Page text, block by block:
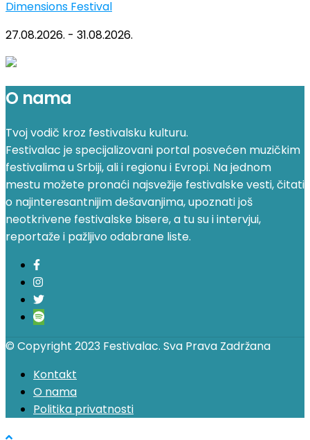
Dimensions Festival
27.08.2026. - 31.08.2026.
O nama
Tvoj vodič kroz festivalsku kulturu.
Festivalac je specijalizovani portal posvećen muzičkim
festivalima u Srbiji, ali i regionu i Evropi. Na jednom
mestu možete pronaći najsvežije festivalske vesti, čitati
o najinteresantnijim dešavanjima, upoznati još
neotkrivene festivalske bisere, a tu su i intervjui,
reportaže i pažljivo odabrane liste.
© Copyright 2023 Festivalac. Sva Prava Zadržana
Kontakt
O nama
Politika privatnosti